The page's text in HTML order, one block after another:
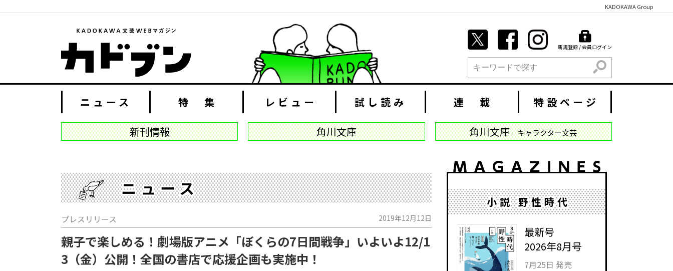
KADOKAWA Group
新規登録 / 会員ログイン
検索
ニュース 特 集 レビュー 試し読み 連 載 特設ページ
新刊情報 角川文庫 角川文庫 キャラクター文芸
ニュース
プレスリリース 2019年12月12日
親子で楽しめる！劇場版アニメ「ぼくらの7日間戦争」いよいよ12/1
3（金）公開！全国の書店で応援企画も実施中！
小説 野性時代
最新号
2026年8月号
7月25日 発売